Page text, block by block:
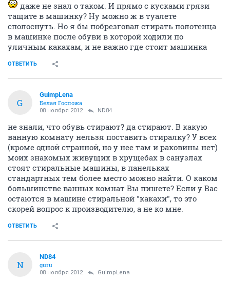
даже не знал о таком. И прямо с кусками грязи
тащите в машинку? Ну можно ж в туалете
сполоснуть. Но я бы побрезговал стирать полотенца
в машинке после обуви в которой ходили по
уличным какахам, и не важно где стоит машинка
ОТВЕТИТЬ
G
GuimpLena
Белая Госпожа
08 ноября 2012 ND84
не знали, что обувь стирают? да стирают. В какую
ванную комнату нельзя поставить стиралку? У всех
(кроме одной странной, но у нее там и раковины нет)
моих знакомых живущих в хрущебах в санузлах
стоят стиральные машины, в панельках
стандартных тем более место можно найти. О каком
большинстве ванных комнат Вы пишете? Если у Вас
остаются в машине стиральной "какахи", то это
скорей вопрос к производителю, а не ко мне.
ОТВЕТИТЬ
N
ND84
guru
08 ноября 2012 GuimpLena